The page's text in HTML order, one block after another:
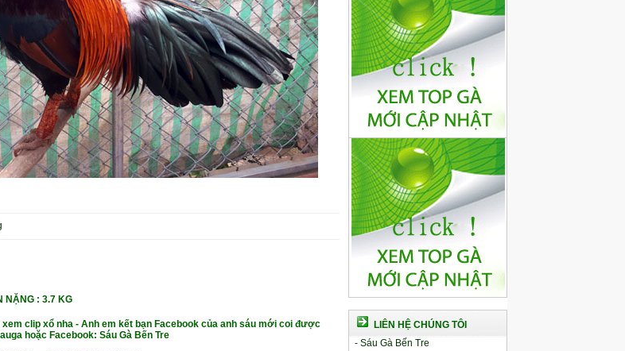
NẶNG : 3.7 KG
clip xổ nha - Anh em kết bạn Facebook của anh sáu mới coi được
hoặc Facebook: Sáu Gà Bến Tre
LIÊN HỆ CHÚNG TÔI
- Sáu Gà Bến Tre